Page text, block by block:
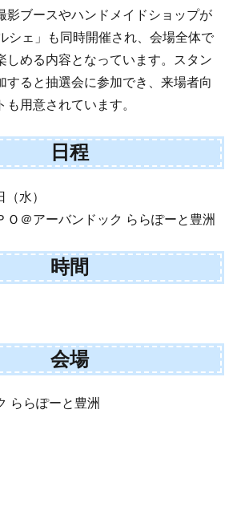
影ブースやハンドメイドショップが
シェ」も同時開催され、会場全体で
しめる内容となっています。スタン
すると抽選会に参加でき、来場者向
も用意されています。
日程
水）
Ｏ＠アーバンドック ららぽーと豊洲
時間
会場
ららぽーと豊洲